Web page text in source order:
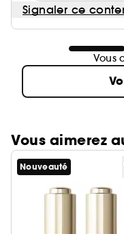
Signaler ce
Vous
Vous aimerez
Nouveauté